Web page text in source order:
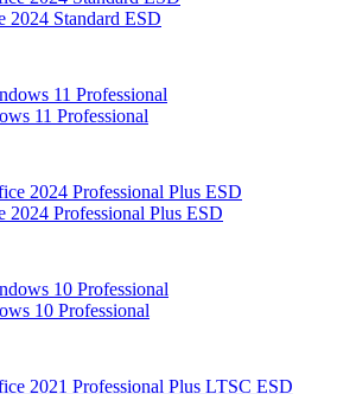
2024 Standard ESD
11 Professional
Professional Plus ESD
10 Professional